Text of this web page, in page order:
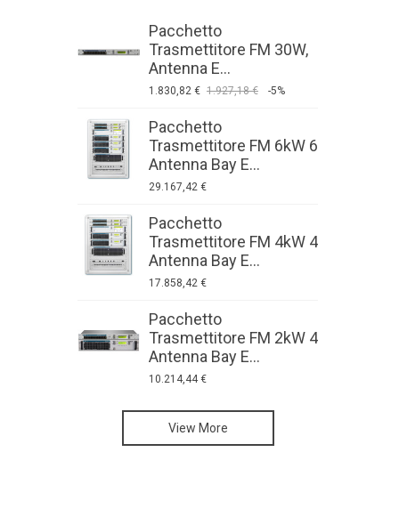
Pacchetto
Trasmettitore FM 30W,
Antenna E...
1.830,82 € 1.927,18 € -5%
Pacchetto
Trasmettitore FM 6kW 6
Antenna Bay E...
29.167,42 €
Pacchetto
Trasmettitore FM 4kW 4
Antenna Bay E...
17.858,42 €
Pacchetto
Trasmettitore FM 2kW 4
Antenna Bay E...
10.214,44 €
View More
Trasmettitori FM ad
alta potenza: